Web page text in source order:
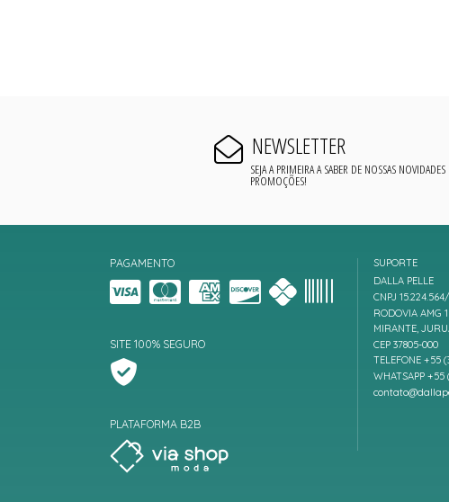
NEWSLETTER
SEJA A PRIMEIRA A SABER DE NOSSAS NOVIDADES
PROMOÇÕES!
PAGAMENTO
SITE 100% SEGURO
PLATAFORMA B2B
SUPORTE
DALLA PELLE
CNPJ
RODOVIA AMG
MIRANTE,
CEP 37805-000
TELEFONE +55
WHATSAPP +55